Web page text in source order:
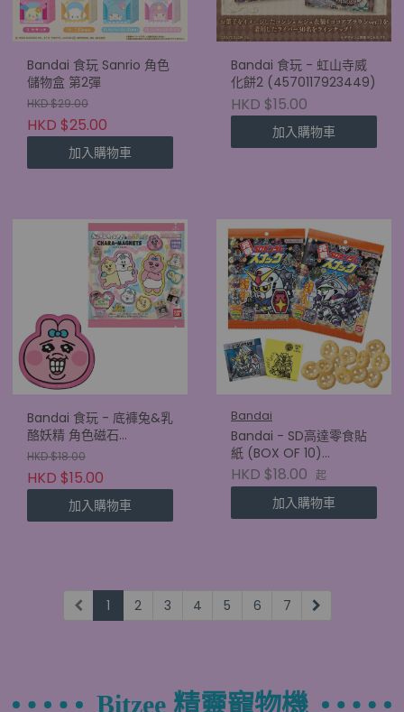
Bandai 食玩 Sanrio 角色
儲物盒 第2彈
HKD $29.00
HKD $25.00
加入購物車
Bandai 食玩 - 虹山寺威
化餅2 (4570117923449)
HKD $15.00
加入購物車
Bandai 食玩 - 底褲兔&乳
酪妖精 角色磁石
(4570117926389)
HKD $18.00
HKD $15.00
加入購物車
Bandai
Bandai - SD高達零食貼
紙 (BOX OF 10)
(4570117923906)
HKD $18.00 起
加入購物車
1 2 3 4 5 6 7
Bitzee 精靈寵物機